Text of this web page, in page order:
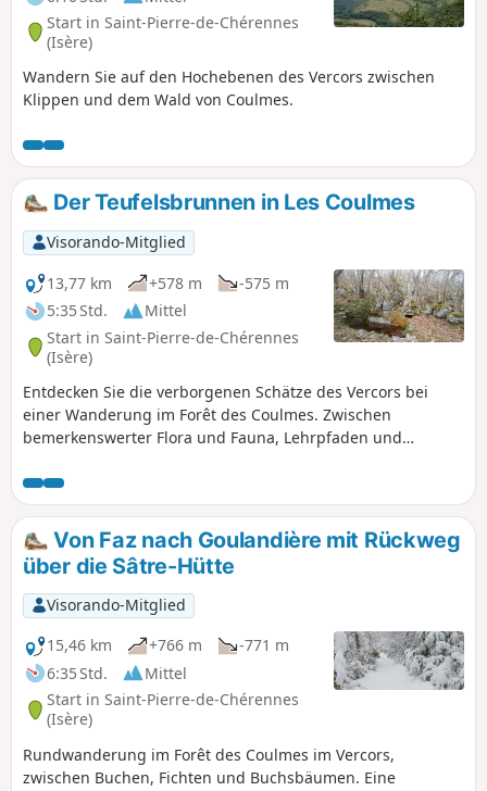
Start in Saint-Pierre-de-Chérennes
(Isère)
Wandern Sie auf den Hochebenen des Vercors zwischen
Klippen und dem Wald von Coulmes.
Der Teufelsbrunnen in Les Coulmes
Visorando-Mitglied
13,77 km
+578 m
-575 m
5:35 Std.
Mittel
Start in Saint-Pierre-de-Chérennes
(Isère)
Entdecken Sie die verborgenen Schätze des Vercors bei
einer Wanderung im Forêt des Coulmes. Zwischen
bemerkenswerter Flora und Fauna, Lehrpfaden und
Ausflug unvergessliche Erinnerungen daran bescheren,
was Mutter Natur uns so großzügig schenkt
Von Faz nach Goulandière mit Rückweg
über die Sâtre-Hütte
Visorando-Mitglied
15,46 km
+766 m
-771 m
6:35 Std.
Mittel
Start in Saint-Pierre-de-Chérennes
(Isère)
Rundwanderung im Forêt des Coulmes im Vercors,
zwischen Buchen, Fichten und Buchsbäumen. Eine